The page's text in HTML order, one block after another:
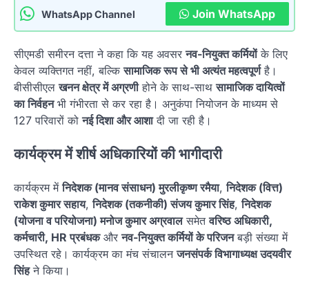
WhatsApp Channel Join WhatsApp
सीएमडी समीरन दत्ता ने कहा कि यह अवसरनव-नियुक्त कर्मियोंके लिए
केवल व्यक्तिगत नहीं, बल्किसामाजिक रूप से भी अत्यंत महत्वपूर्णहै।
बीसीसीएलखनन क्षेत्र में अग्रणीहोने के साथ-साथसामाजिक दायित्वों
का निर्वहनभी गंभीरता से कर रहा है। अनुकंपा नियोजन के माध्यम से
127 परिवारों कोनई दिशा और आशादी जा रही है।
कार्यक्रम में शीर्ष अधिकारियों की भागीदारी
कार्यक्रम मेंनिदेशक (मानव संसाधन) मुरलीकृष्ण रमैया,निदेशक (वित्त)
राकेश कुमार सहाय,निदेशक (तकनीकी) संजय कुमार सिंह,निदेशक
(योजना व परियोजना) मनोज कुमार अग्रवालसमेतवरिष्ठ अधिकारी,
कर्मचारी, HR प्रबंधकऔरनव-नियुक्त कर्मियों के परिजनबड़ी संख्या में
उपस्थित रहे। कार्यक्रम का मंच संचालनजनसंपर्क विभागाध्यक्ष उदयवीर
सिंहने किया।